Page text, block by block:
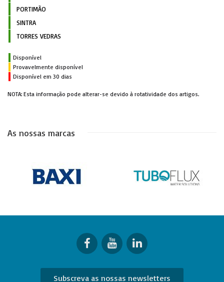
PORTIMÃO
SINTRA
TORRES VEDRAS
Disponível
Provavelmente disponível
Disponível em 30 dias
NOTA: Esta informação pode alterar-se devido à rotatividade dos artigos.
As nossas marcas
Subscreva as nossas newsletters